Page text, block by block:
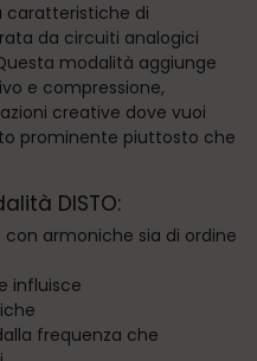
caratteristiche di
da circuiti analogici
modalità aggiunge
e compressione,
creative dove vuoi
prominente piuttosto che
DISTO:
armoniche sia di ordine
influisce
frequenza che